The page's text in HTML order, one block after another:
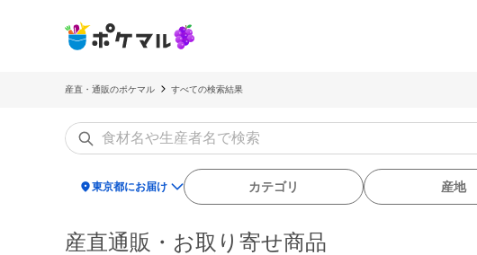
産直・通販のポケマル すべての検索結果
location_on東京都にお届け カテゴリ 産地
産直通販・お取り寄せ商品